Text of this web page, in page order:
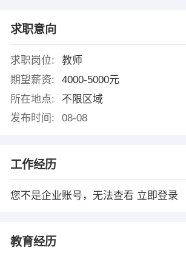
求职意向
求职岗位:
教师
期望薪资:
4000-5000元
所在地点:
不限区域
发布时间:
08-08
工作经历
您不是企业账号，无法查看 立即登录
教育经历